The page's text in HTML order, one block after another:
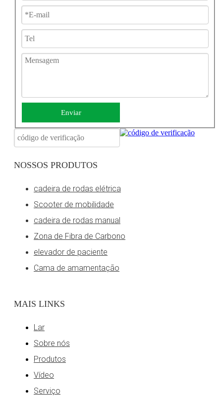
Descrição:
liberou o joystick. Super fácil de operar, não importa quem o
Características:
1. Oferecendo uma impressionante capacidade de transporte
de 120 kg
2. Atualizamos a versão D12C, anjo de volta ajustável
DC12A
Cadeira de rodas elétrica dobrável todo terreno D37
Enviar
NOSSOS PRODUTOS
cadeira de rodas elétrica
Scooter de mobilidade
cadeira de rodas manual
Zona de Fibra de Carbono
elevador de paciente
Cama de amamentação
MAIS LINKS
Lar
Sobre nós
Produtos
Vídeo
Serviço